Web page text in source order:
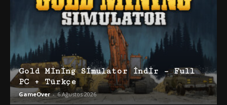
Gold Mining Simulator İndir – Full
PC + Türkçe
GameOver - 6 Ağustos 2026